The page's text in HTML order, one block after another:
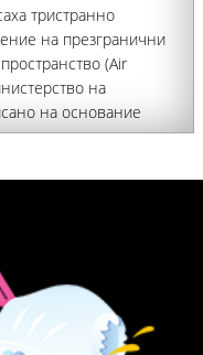
тристранно
на презгранични
(Air
на
на основание
на